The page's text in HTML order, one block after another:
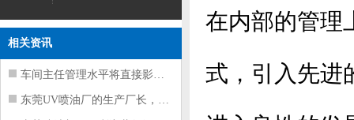
相关资讯
车间主任管理水平将直接影响东莞注塑件
东莞UV喷油厂的生产厂长，到底在给工
在内部的管理
式，引入先进